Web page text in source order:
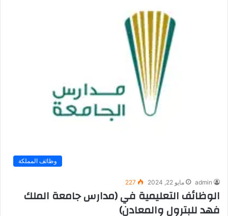
وظائف المملكة
admin مايو 22, 2024 227
الوظائف التعليمية في (مدارس جامعة الملك
فهد للبترول والمعادن)